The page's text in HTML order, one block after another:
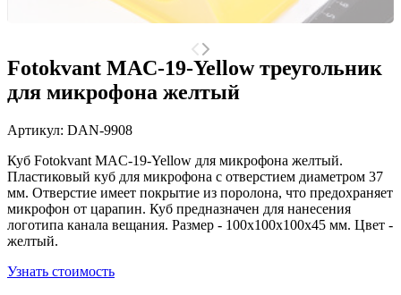
Fotokvant MAC-19-Yellow треугольник
для микрофона желтый
Артикул: DAN-9908
Куб Fotokvant MAC-19-Yellow для микрофона желтый.
Пластиковый куб для микрофона с отверстием диаметром 37
мм. Отверстие имеет покрытие из поролона, что предохраняет
микрофон от царапин. Куб предназначен для нанесения
логотипа канала вещания. Размер - 100x100x100х45 мм. Цвет -
желтый.
Узнать стоимость